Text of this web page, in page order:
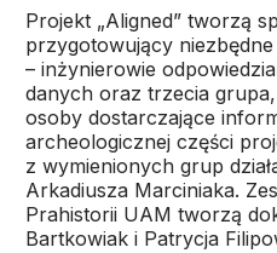
Projekt „Aligned” tworzą
przygotowujący
– inżynierowie
danych oraz trzecia grupa,
osoby dostarczające
archeologicznej części
z wymienionych grup
Arkadiusza Marciniaka.
Prahistorii UAM tworzą
Bartkowiak i Patrycja